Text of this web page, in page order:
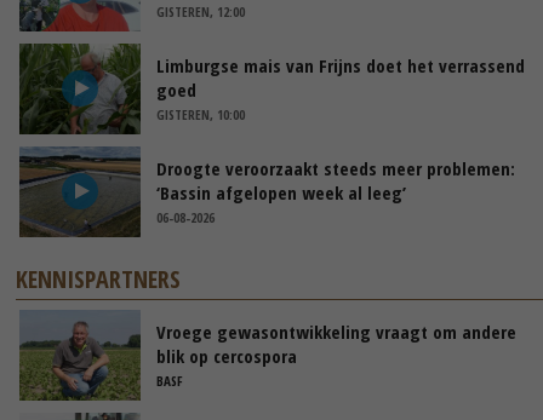
GISTEREN, 12:00
Limburgse mais van Frijns doet het verrassend
goed
GISTEREN, 10:00
Droogte veroorzaakt steeds meer problemen:
‘Bassin afgelopen week al leeg’
06-08-2026
KENNISPARTNERS
Vroege gewasontwikkeling vraagt om andere
blik op cercospora
BASF